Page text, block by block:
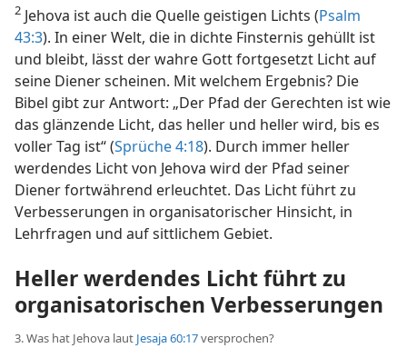
2 Jehova ist auch die Quelle geistigen Lichts (Psalm
43:3). In einer Welt, die in dichte Finsternis gehüllt ist
und bleibt, lässt der wahre Gott fortgesetzt Licht auf
seine Diener scheinen. Mit welchem Ergebnis? Die
Bibel gibt zur Antwort: „Der Pfad der Gerechten ist wie
das glänzende Licht, das heller und heller wird, bis es
voller Tag ist“ (Sprüche 4:18). Durch immer heller
werdendes Licht von Jehova wird der Pfad seiner
Diener fortwährend erleuchtet. Das Licht führt zu
Verbesserungen in organisatorischer Hinsicht, in
Lehrfragen und auf sittlichem Gebiet.
Heller werdendes Licht führt zu
organisatorischen Verbesserungen
3. Was hat Jehova laut Jesaja 60:17versprochen?